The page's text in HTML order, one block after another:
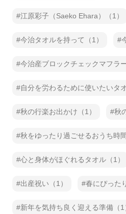
江原彩子（Saeko Ehara）（1）
今治タオルを持って（1）
今治産ブロックチェックマフラー
自分を労わるために使いたいタ
秋の行楽お出かけ（1） 秋
秋をゆったり過ごせるおうち時間
心と身体がほぐれるタオル（1）
出産祝い（1） 春にぴった
新年を気持ち良く迎える準備（1